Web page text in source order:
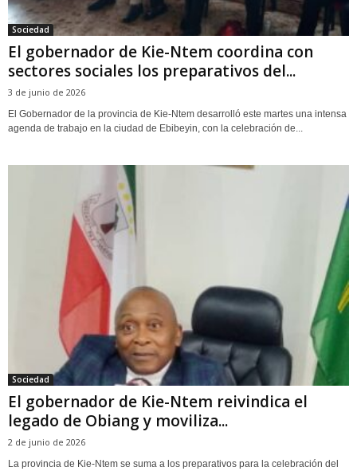
Sociedad
El gobernador de Kie-Ntem coordina con
sectores sociales los preparativos del...
3 de junio de 2026
El Gobernador de la provincia de Kie-Ntem desarrolló este martes una intensa
agenda de trabajo en la ciudad de Ebibeyin, con la celebración de...
Sociedad
El gobernador de Kie-Ntem reivindica el
legado de Obiang y moviliza...
2 de junio de 2026
La provincia de Kie-Ntem se suma a los preparativos para la celebración del